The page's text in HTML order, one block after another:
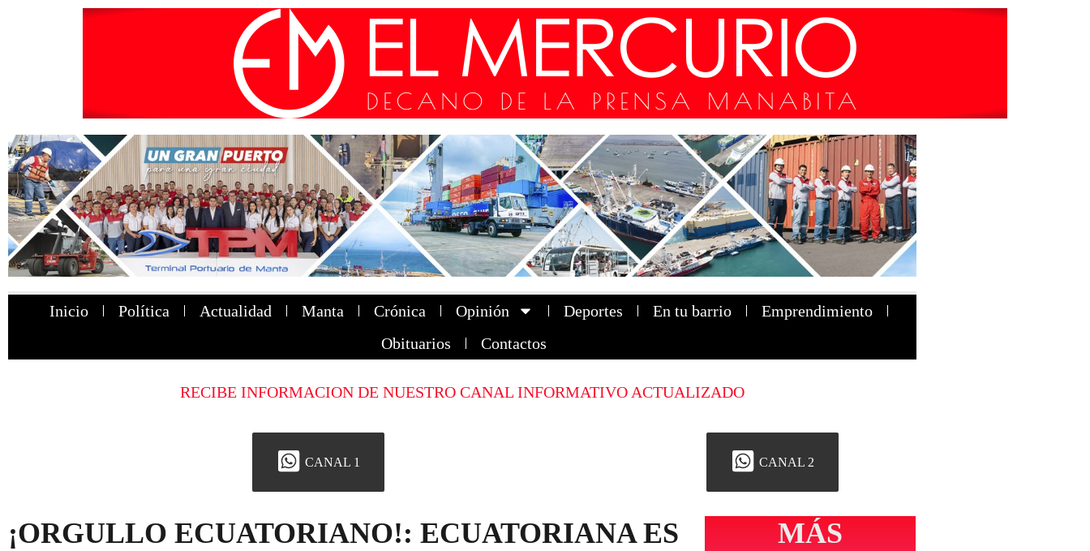
Inicio Política Actualidad Manta Crónica Opinión Deportes En tu barrio
Emprendimiento
Obituarios
Contactos
RECIBE INFORMACION DE NUESTRO CANAL INFORMATIVO ACTUALIZADO
CANAL 1 CANAL 2
¡ORGULLO ECUATORIANO!: ECUATORIANA ES
MÁS